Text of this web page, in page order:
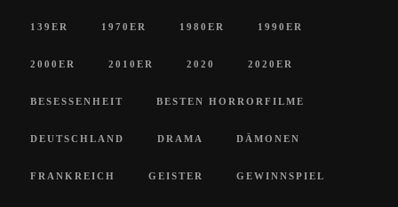
139ER 1970ER 1980ER 1990ER
2000ER 2010ER 2020 2020ER
BESESSENHEIT BESTEN HORRORFILME
DEUTSCHLAND DRAMA DÄMONEN
FRANKREICH GEISTER GEWINNSPIEL